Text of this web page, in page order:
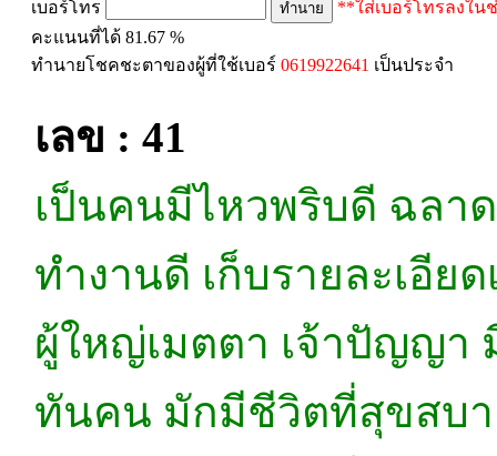
เบอร์โทร
**ใส่เบอร์โทรลงใ
คะแนนที่ได้ 81.67 %
ทำนายโชคชะตาของผู้ที่ใช้เบอร์ 0619922641 เป็นประจำ
เลข : 41
เป็นคนมีไหวพริบดี ฉลา
ทำงานดี เก็บรายละเอีย
ผู้ใหญ่เมตตา เจ้าปัญญา
ทันคน มักมีชีวิตที่สุขสบา